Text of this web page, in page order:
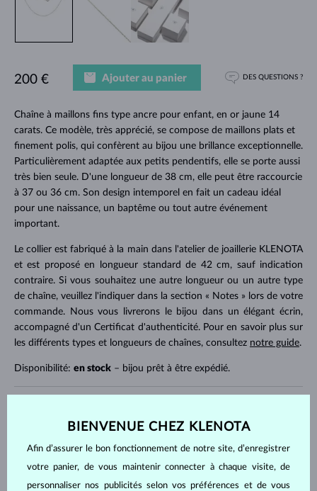
Chaîne à maillons fins type ancre pour enfant, en or jaune 14
carats. Ce modèle, très apprécié, se compose de maillons plats et
finement polis, qui confèrent au bijou une brillance exceptionnelle.
Particulièrement adaptée aux petits pendentifs, elle se porte aussi
très bien seule. D'une longueur de 38 cm, elle peut être raccourcie
à 37 ou 36 cm. Son design intemporel en fait un cadeau idéal
pour une naissance, un baptême ou tout autre événement
important.
Le collier est fabriqué à la main dans l'atelier de joaillerie KLENOTA
et est proposé en longueur standard de 42 cm, sauf indication
contraire. Si vous souhaitez une autre longueur ou un autre type
de chaîne, veuillez l'indiquer dans la section « Notes » lors de votre
commande. Nous vous livrerons le bijou dans un élégant écrin,
accompagné d'un Certificat d'authenticité. Pour en savoir plus sur
les différents types et longueurs de chaînes, consultez notre guide.
Disponibilité: en stock– bijou prêt à être expédié.
200 € Ajouter au panier DES QUESTIONS ?
OR JAUNE
BIENVENUE CHEZ KLENOTA
Afin d’assurer le bon fonctionnement de notre site, d’enregistrer
votre panier, de vous maintenir connecter à chaque visite, de
personnaliser nos publicités selon vos préférences et de vous